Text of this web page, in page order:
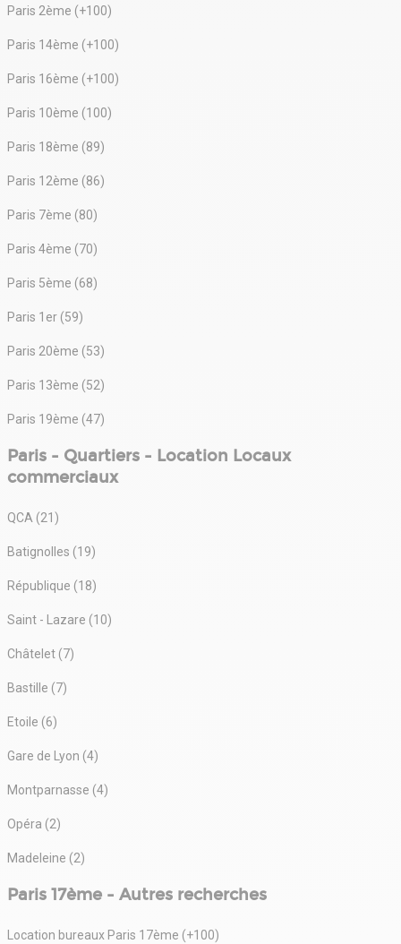
Paris 2ème (+100)
Paris 14ème (+100)
Paris 16ème (+100)
Paris 10ème (100)
Paris 18ème (89)
Paris 12ème (86)
Paris 7ème (80)
Paris 4ème (70)
Paris 5ème (68)
Paris 1er (59)
Paris 20ème (53)
Paris 13ème (52)
Paris 19ème (47)
Paris - Quartiers - Location Locaux
commerciaux
QCA (21)
Batignolles (19)
République (18)
Saint - Lazare (10)
Châtelet (7)
Bastille (7)
Etoile (6)
Gare de Lyon (4)
Montparnasse (4)
Opéra (2)
Madeleine (2)
Paris 17ème - Autres recherches
Location bureaux Paris 17ème (+100)